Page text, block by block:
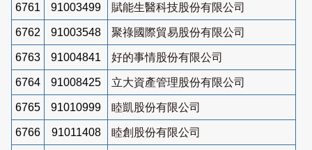
6761 91003499 賦能生醫科技股份有限公司
6762 91003548 聚祿國際貿易股份有限公司
6763 91004841 好的事情股份有限公司
6764 91008425 立大資產管理股份有限公司
6765 91010999 睦凱股份有限公司
6766 91011408 睦創股份有限公司